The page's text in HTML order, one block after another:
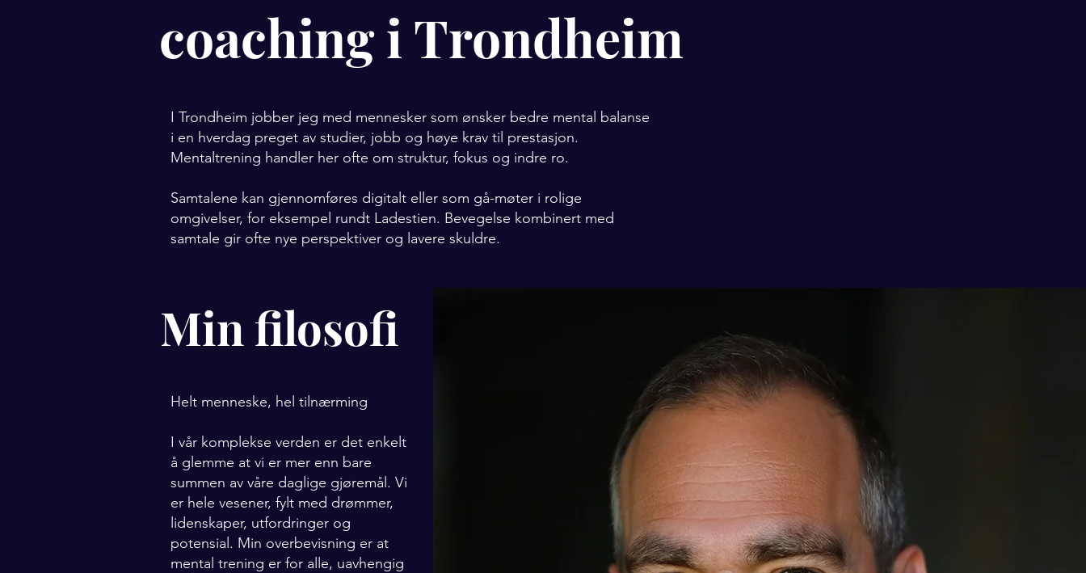
coaching i Trondheim
I Trondheim jobber jeg med mennesker som ønsker bedre mental balanse
i en hverdag preget av studier, jobb og høye krav til prestasjon.
Mentaltrening handler her ofte om struktur, fokus og indre ro.
Samtalene kan gjennomføres digitalt eller som gå-møter i rolige
omgivelser, for eksempel rundt Ladestien. Bevegelse kombinert med
samtale gir ofte nye perspektiver og lavere skuldre.
Min filosofi
Helt menneske, hel tilnærming
I vår komplekse verden er det enkelt
å glemme at vi er mer enn bare
summen av våre daglige gjøremål. Vi
er hele vesener, fylt med drømmer,
lidenskaper, utfordringer og
potensial. Min overbevisning er at
mental trening er for alle, uavhengig